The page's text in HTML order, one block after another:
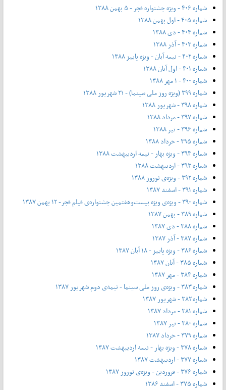
شماره ۴۰۶ - ویژه جشنواره فجر - ۵ بهمن ۱۳۸۸
شماره ۴۰۵ - اول بهمن ۱۳۸۸
شماره ۴۰۴ - دی ۱۳۸۸
شماره ۴۰۳ - آذر ۱۳۸۸
شماره ۴۰۲ - نیمه آبان - ویژه پاییز ۱۳۸۸
شماره ۴۰۱ - اول آبان ۱۳۸۸
شماره ۴۰۰ - ۱ مهر ۱۳۸۸
شماره ۳۹۹ (ویژه روز ملی سینما) - ۲۱ شهریور ۱۳۸۸
شماره ۳۹۸ - شهریور ۱۳۸۸
شماره ۳۹۷ - مرداد ۱۳۸۸
شماره ۳۹۶ - تیر ۱۳۸۸
شماره ۳۹۵ - خرداد ۱۳۸۸
شماره ۳۹۴ - ویژه بهار - نیمه‌ اردیبهشت ۱۳۸۸
شماره ۳۹۳ - اردیبهشت ۱۳۸۸
شماره ۳۹۲ - ویژه‌ی نوروز ۱۳۸۸
شماره ۳۹۱ - اسفند ۱۳۸۷
شماره ۳۹۰ - ویژه‌ی ویژه بیست‌و‌هفتمین جشنواره‌ی فیلم فجر- ۱۲ بهمن ۱۳۸۷
شماره ۳۸۹ - بهمن ۱۳۸۷
شماره ۳۸۸ - دی ۱۳۸۷
شماره ۳۸۷ - آذر ۱۳۸۷
شماره ۳۸۶ - ویژه پاییز - ۱۸ آبان ۱۳۸۷
شماره ۳۸۵ - آبان ۱۳۸۷
شماره ۳۸۴ - مهر ۱۳۸۷
شماره ۳۸۳ - ویژه‌ی روز ملی سینما - نیمه‌ی دوم شهریور ۱۳۸۷
شماره ۳۸۲ - شهریور ۱۳۸۷
شماره ۳۸۱ - مرداد ۱۳۸۷
شماره ۳۸۰ - تیر ۱۳۸۷
شماره ۳۷۹ - خرداد ۱۳۸۷
شماره ۳۷۸ - ویژه بهار - نیمه‌ اردیبهشت ۱۳۸۷
شماره ۳۷۷ - اردیبهشت ۱۳۸۷
شماره ۳۷۶ - فروردین - ویژه‌ی نوروز ۱۳۸۷
شماره ۳۷۵ - اسفند ۱۳۸۶